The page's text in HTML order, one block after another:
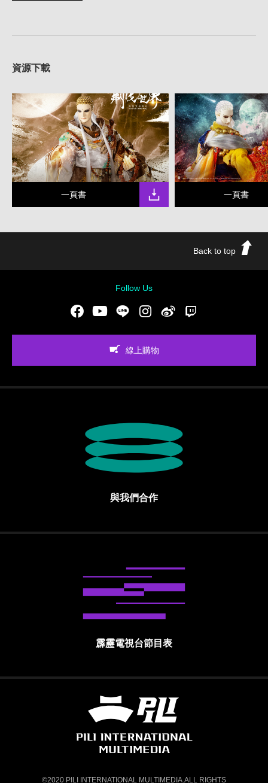
資源下載
一頁書 一頁書
Back to top
Follow Us
FacebookYoutubeLINE Instgram新浪微博
線上購物
與我們合作
霹靂電視台節目表
霹靂國際多媒體股份有限公司 PILI
©2020 PILI INTERNATIONAL MULTIMEDIA.ALL RIGHTS